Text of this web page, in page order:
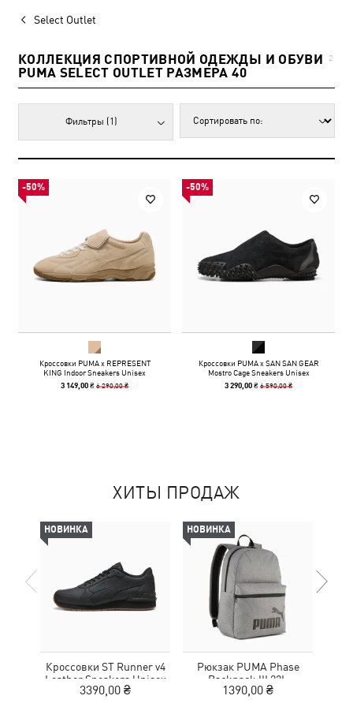
Select Outlet
КОЛЛЕКЦИЯ СПОРТИВНОЙ ОДЕЖДЫ И ОБУВИ
PUMA SELECT OUTLET РАЗМЕРА 40
2
Фильтры (1)
-50%
Кроссовки PUMA x REPRESENT
KING Indoor Sneakers Unisex
3 149,00 ₴6 290,00 ₴
-50%
Кроссовки PUMA x SAN SAN GEAR
Mostro Cage Sneakers Unisex
3 290,00 ₴6 590,00 ₴
ХИТЫ ПРОДАЖ
НОВИНКА
Кроссовки ST Runner v4
Leather Sneakers Unisex
3390,00 ₴
НОВИНКА
Рюкзак PUMA Phase
Backpack III 22L
1390,00 ₴